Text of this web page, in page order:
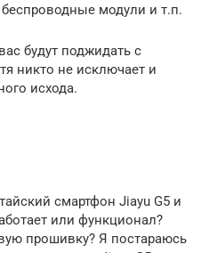
модули и т.п.
будут поджидать с
никто не исключает и
исхода.
смартфон Jiayu G5 и
или функционал?
прошивку? Я постараюсь